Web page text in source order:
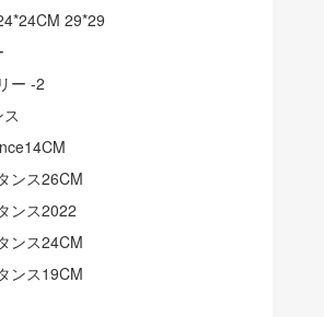
29*29
ー -2
ンス26CM
ンス2022
ンス24CM
ンス19CM